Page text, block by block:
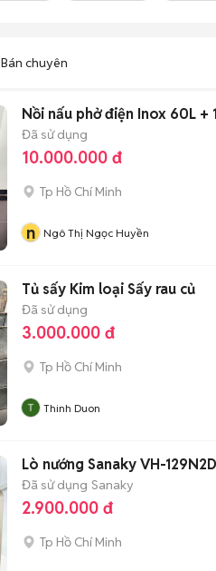
Bán chuyên
Nồi nấu phở điện Inox 60L +
Đã sử dụng
10.000.000 đ
Tp Hồ Chí Minh
n Ngô Thị Ngọc Huyền
Tủ sấy Kim loại Sấy rau củ
Đã sử dụng
3.000.000 đ
Tp Hồ Chí Minh
Thinh Duon
Lò nướng Sanaky VH-
Đã sử dụng Sanaky
2.900.000 đ
Tp Hồ Chí Minh